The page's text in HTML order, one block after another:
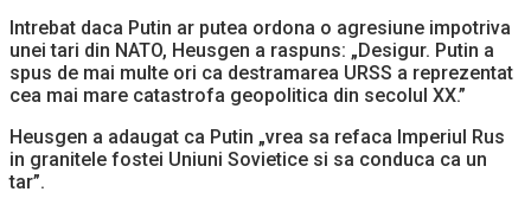
Intrebat daca Putin ar putea ordona o agresiune impotriva
unei tari din NATO, Heusgen a raspuns: „Desigur. Putin a
spus de mai multe ori ca destramarea URSS a reprezentat
cea mai mare catastrofa geopolitica din secolul XX.”
Heusgen a adaugat ca Putin „vrea sa refaca Imperiul Rus
in granitele fostei Uniuni Sovietice si sa conduca ca un
tar”.